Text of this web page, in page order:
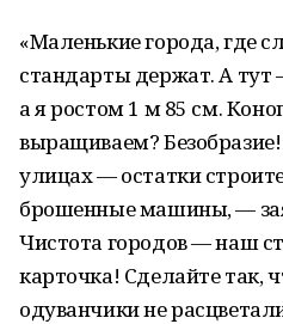
«Маленькие города, где
стандарты держат. А
а я ростом 1 м 85 см.
выращиваем?
улицах — остатки
брошенные машины, —
Чистота городов — наш
карточка! Сделайте так,
одуванчики не